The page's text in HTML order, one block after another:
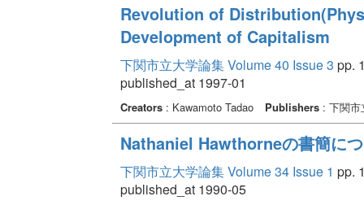
Revolution of
Development of Capitalism
下関市立大学論集 Volume 40 Issue 3 pp.
published_at 1997-01
Creators: Kawamoto Tadao Publishers: 下関市
Nathaniel Hawthorneの書簡に
下関市立大学論集 Volume 34 Issue 1 pp.
published_at 1990-05